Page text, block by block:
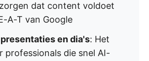
dat content voldoet
A-T van Google
en dia's: Het
professionals die snel AI-